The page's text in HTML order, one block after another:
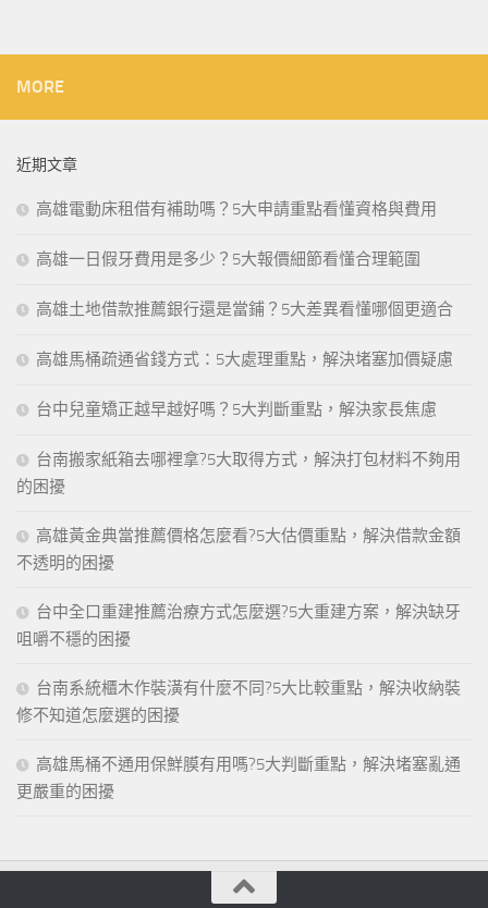
MORE
近期文章
高雄電動床租借有補助嗎？5大申請重點看懂資格與費用
高雄一日假牙費用是多少？5大報價細節看懂合理範圍
高雄土地借款推薦銀行還是當鋪？5大差異看懂哪個更適合
高雄馬桶疏通省錢方式：5大處理重點，解決堵塞加價疑慮
台中兒童矯正越早越好嗎？5大判斷重點，解決家長焦慮
台南搬家紙箱去哪裡拿?5大取得方式，解決打包材料不夠用
的困擾
高雄黃金典當推薦價格怎麼看?5大估價重點，解決借款金額
不透明的困擾
台中全口重建推薦治療方式怎麼選?5大重建方案，解決缺牙
咀嚼不穩的困擾
台南系統櫃木作裝潢有什麼不同?5大比較重點，解決收納裝
修不知道怎麼選的困擾
高雄馬桶不通用保鮮膜有用嗎?5大判斷重點，解決堵塞亂通
更嚴重的困擾